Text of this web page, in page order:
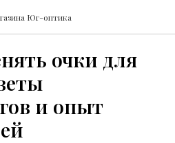
Юг-оптика
очки для
и опыт